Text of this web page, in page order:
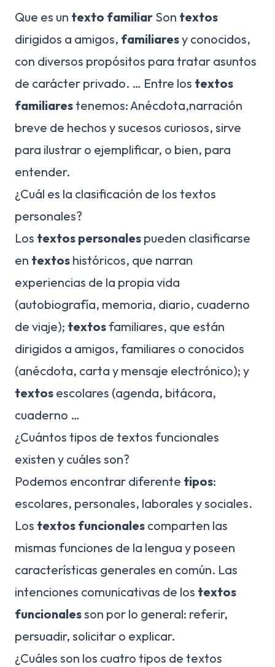
Que es un texto familiar Son textos
dirigidos a amigos, familiaresy conocidos,
con diversos propósitos para tratar asuntos
de carácter privado. … Entre los textos
familiarestenemos: Anécdota,narración
breve de hechos y sucesos curiosos, sirve
para ilustrar o ejemplificar, o bien, para
entender.
¿Cuál es la clasificación de los textos
personales?
Los textos personales pueden clasificarse
en textos históricos, que narran
experiencias de la propia vida
(autobiografía, memoria, diario, cuaderno
de viaje); textosfamiliares, que están
dirigidos a amigos, familiares o conocidos
(anécdota, carta y mensaje electrónico); y
textos escolares (agenda, bitácora,
cuaderno …
¿Cuántos tipos de textos funcionales
existen y cuáles son?
Podemos encontrar diferente tipos:
escolares, personales, laborales y sociales.
Los textos funcionales comparten las
mismas funciones de la lengua y poseen
características generales en común. Las
intenciones comunicativas de los textos
funcionalesson por lo general: referir,
persuadir, solicitar o explicar.
¿Cuáles son los cuatro tipos de textos